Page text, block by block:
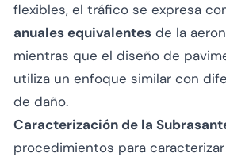
flexibles, el tráfico se expresa
anuales equivalentes de la
mientras que el diseño de
utiliza un enfoque similar con
de daño.
Caracterización de la
procedimientos para